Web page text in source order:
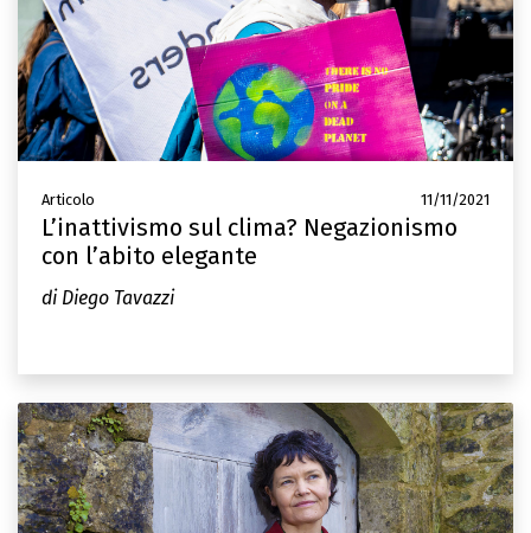
Articolo 11/11/2021
L’inattivismo sul clima? Negazionismo
con l’abito elegante
di Diego Tavazzi